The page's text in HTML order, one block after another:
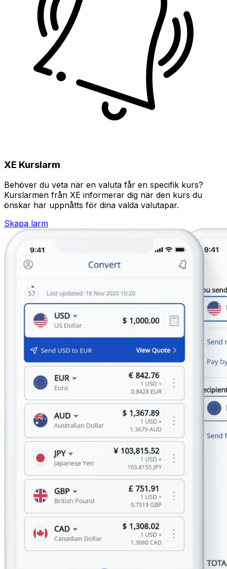
XE Kurslarm
Behöver du veta när en valuta får en specifik kurs?
Kurslarmen från XE informerar dig när den kurs du
önskar har uppnåtts för dina valda valutapar.
Skapa larm